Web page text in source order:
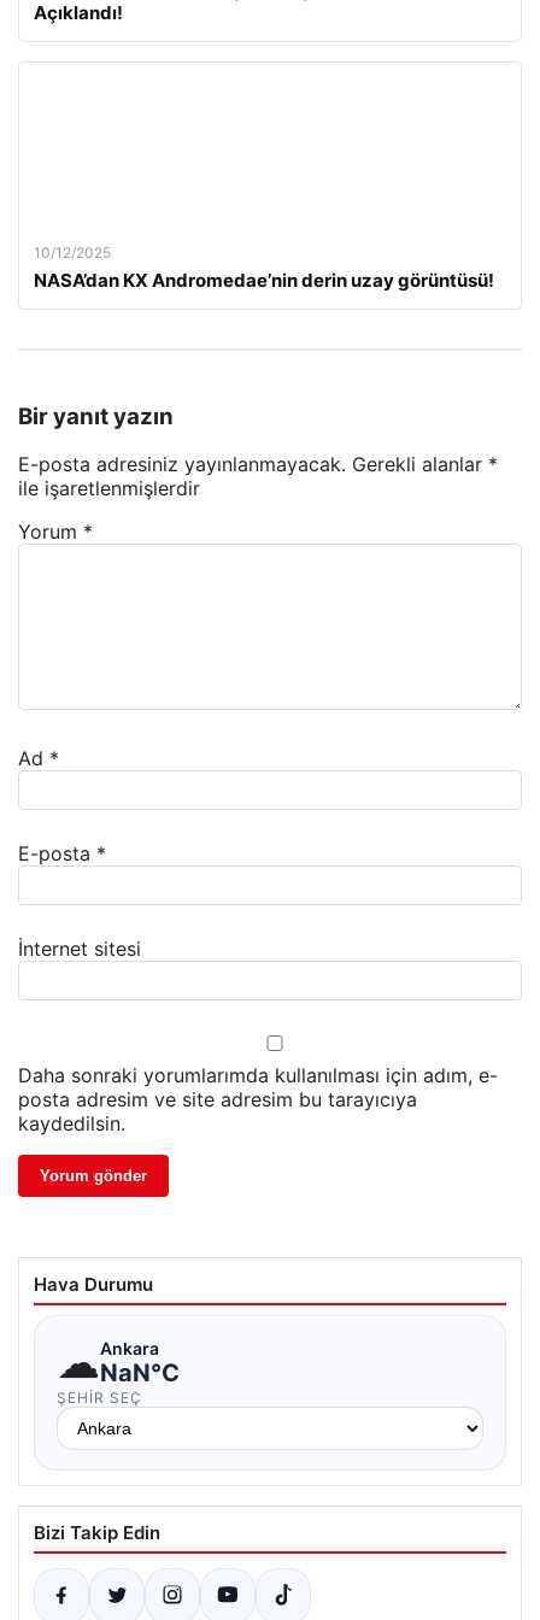
Açıklandı!
10/12/2025
NASA’dan KX Andromedae’nin derin uzay görüntüsü!
Bir yanıt yazın
E-posta adresiniz yayınlanmayacak. Gerekli alanlar *
ile işaretlenmişlerdir
Yorum *
Ad *
E-posta *
İnternet sitesi
Daha sonraki yorumlarımda kullanılması için adım, e-
posta adresim ve site adresim bu tarayıcıya
kaydedilsin.
Hava Durumu
☁Ankara
NaN°C
ŞEHIR SEÇ
Bizi Takip Edin